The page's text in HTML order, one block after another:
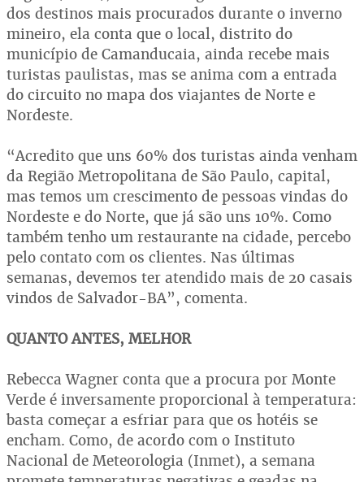
dos destinos mais procurados durante o inverno
mineiro, ela conta que o local, distrito do
município de Camanducaia, ainda recebe mais
turistas paulistas, mas se anima com a entrada
do circuito no mapa dos viajantes de Norte e
Nordeste.
“Acredito que uns 60% dos turistas ainda venham
da Região Metropolitana de São Paulo, capital,
mas temos um crescimento de pessoas vindas do
Nordeste e do Norte, que já são uns 10%. Como
também tenho um restaurante na cidade, percebo
pelo contato com os clientes. Nas últimas
semanas, devemos ter atendido mais de 20 casais
vindos de Salvador-BA”, comenta.
QUANTO ANTES, MELHOR
Rebecca Wagner conta que a procura por Monte
Verde é inversamente proporcional à temperatura:
basta começar a esfriar para que os hotéis se
encham. Como, de acordo com o Instituto
Nacional de Meteorologia (Inmet), a semana